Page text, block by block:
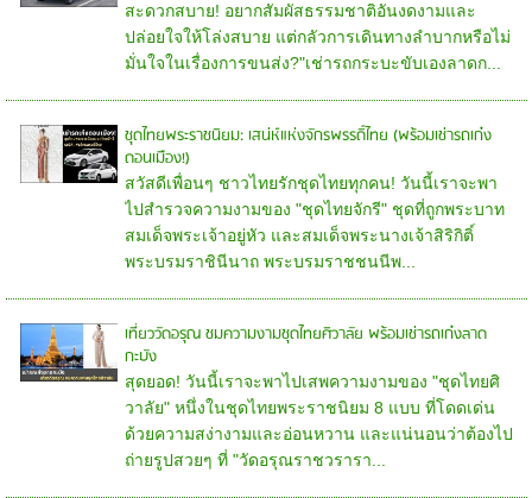
สะดวกสบาย! อยากสัมผัสธรรมชาติอันงดงามและ
ปล่อยใจให้โล่งสบาย แต่กลัวการเดินทางลำบากหรือไม่
มั่นใจในเรื่องการขนส่ง?"เช่ารถกระบะขับเองลาดก...
ชุดไทยพระราชนิยม: เสน่ห์แห่งจักรพรรดิ์ไทย (พร้อมเช่ารถเก๋ง
ดอนเมือง!)
สวัสดีเพื่อนๆ ชาวไทยรักชุดไทยทุกคน! วันนี้เราจะพา
ไปสำรวจความงามของ "ชุดไทยจักรี" ชุดที่ถูกพระบาท
สมเด็จพระเจ้าอยู่หัว และสมเด็จพระนางเจ้าสิริกิติ์
พระบรมราชินีนาถ พระบรมราชชนนีพ...
เที่ยววัดอรุณ ชมความงามชุดไทยศิวาลัย พร้อมเช่ารถเก๋งลาด
กะบัง
สุดยอด! วันนี้เราจะพาไปเสพความงามของ "ชุดไทยศิ
วาลัย" หนึ่งในชุดไทยพระราชนิยม 8 แบบ ที่โดดเด่น
ด้วยความสง่างามและอ่อนหวาน และแน่นอนว่าต้องไป
ถ่ายรูปสวยๆ ที่ "วัดอรุณราชวรารา...